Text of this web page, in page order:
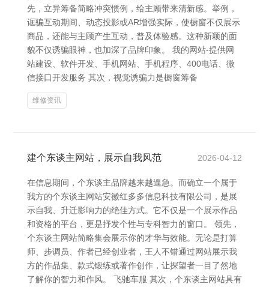
先，立异筹备简略冲突惯例，给主顾带来清新感。举例，
诓骗互动期间、动态投影或AR增强实际，使橱窗不仅展示
商品，还能与主顾产生互动，普及体验感。这种新颖的面
貌不仅诱骗眼神，也加深了品牌印象。 我的网站-提供网
站建设、软件开发、手机网站、手机程序、400电话、微
信接口开发服务 其次，视觉诱骗力是橱窗筹备
维修资讯
建个东谈主网站，展示自我风范 2026-04-12
在信息期间，个东谈主品牌越来越遑急。而确立一个属于
我方的个东谈主网站安徽红多多信息科技有限公司，是展
示自我、升迁影响力的绝佳方式。它不仅是一个展示作品
和资格的平台，更是抒发个性与专科智力的窗口。 领先，
个东谈主网站简略集会展示你的才华与效能。无论是打算
师、步调员、作者已经创业者，王人不错通过网站展示我
方的作品集、款式锻练或著作创作，让探望者一目了然地
了解你的智力和作风。 飞驰车服 其次，个东谈主网站具有